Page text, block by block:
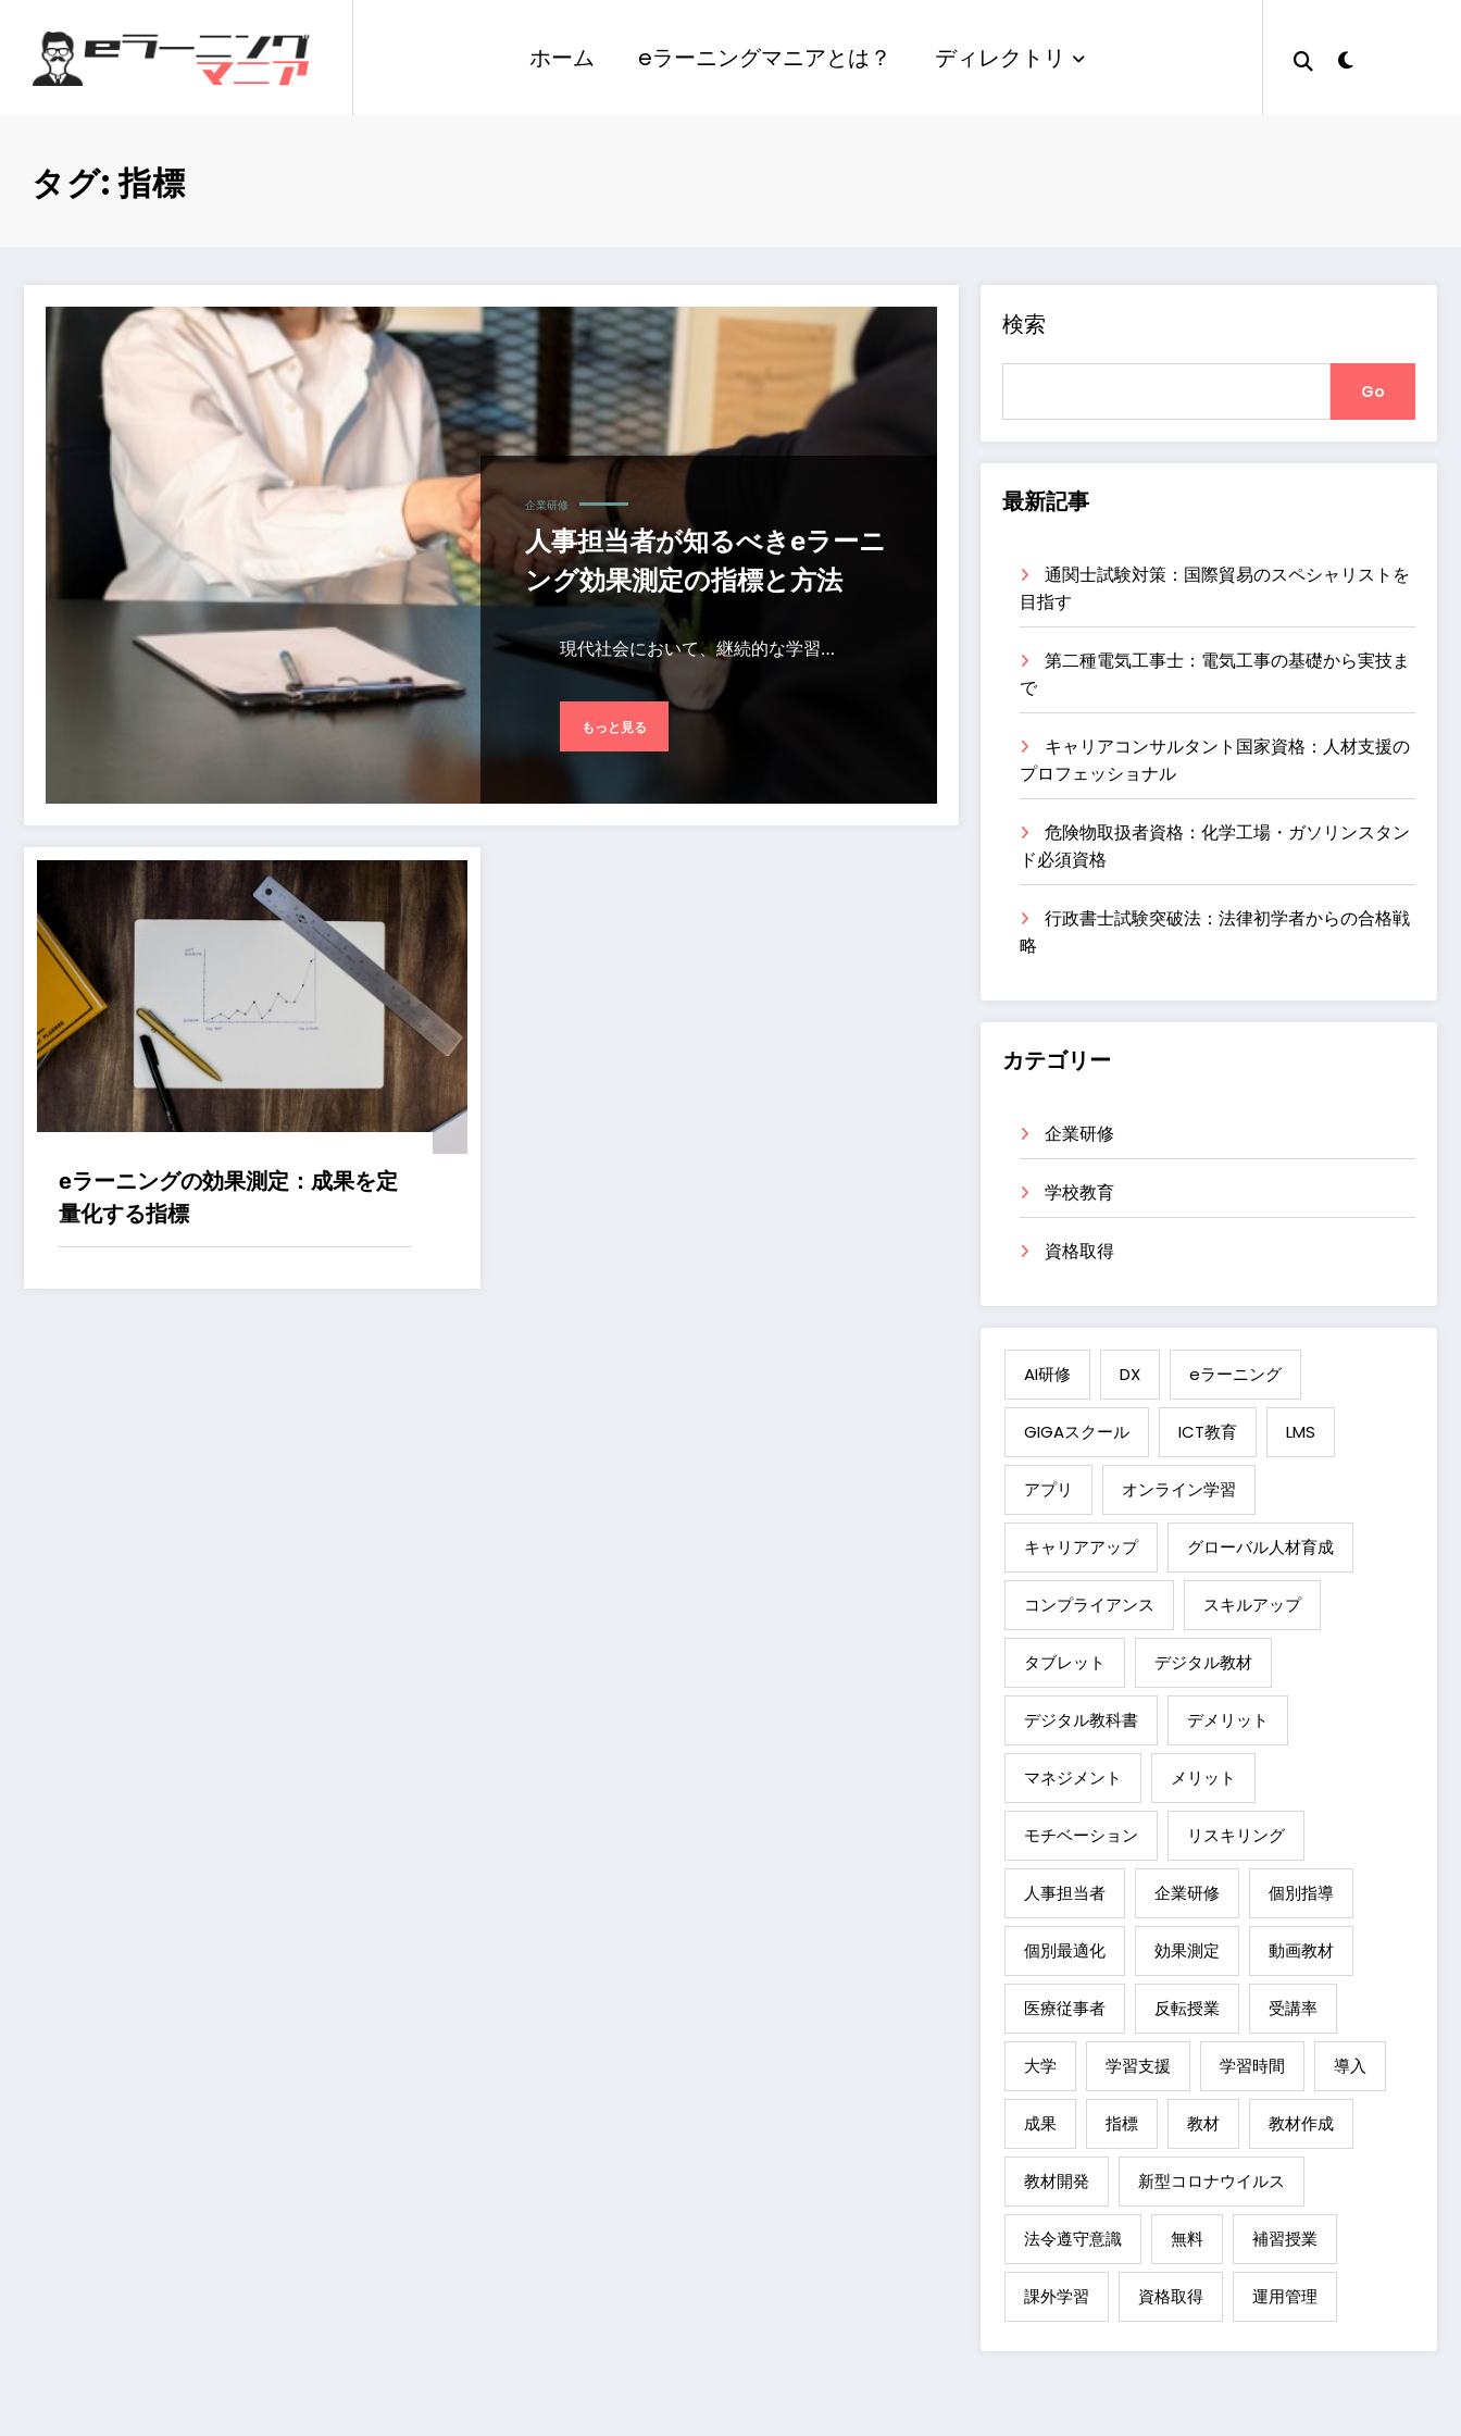
ホーム eラーニングマニアとは？ ディレクトリ
タグ: 指標
人事担当者が知るべきeラーニング効果測定の指標と方法
企業研修
人事担当者が知るべきeラーニ
ング効果測定の指標と方法
現代社会において、継続的な学習…
もっと見る
eラーニングの効果測定：成果を定
量化する指標
検索
Go
最新記事
通関士試験対策：国際貿易のスペシャリストを
目指す
第二種電気工事士：電気工事の基礎から実技ま
で
キャリアコンサルタント国家資格：人材支援の
プロフェッショナル
危険物取扱者資格：化学工場・ガソリンスタン
ド必須資格
行政書士試験突破法：法律初学者からの合格戦
略
カテゴリー
企業研修
学校教育
資格取得
AI研修 DX eラーニング
GIGAスクール ICT教育 LMS
アプリ オンライン学習
キャリアアップ グローバル人材育成
コンプライアンス スキルアップ
タブレット デジタル教材
デジタル教科書 デメリット
マネジメント メリット
モチベーション リスキリング
人事担当者 企業研修 個別指導
個別最適化 効果測定 動画教材
医療従事者 反転授業 受講率
大学 学習支援 学習時間 導入
成果 指標 教材 教材作成
教材開発 新型コロナウイルス
法令遵守意識 無料 補習授業
課外学習 資格取得 運用管理